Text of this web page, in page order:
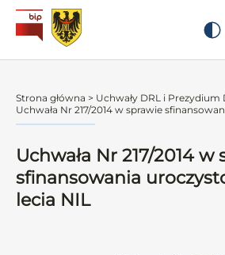
Strona główna > Uchwały DRL i Prezydium
Uchwała Nr 217/2014 w sprawie
Uchwała Nr 217/2014 w
sfinansowania
lecia NIL